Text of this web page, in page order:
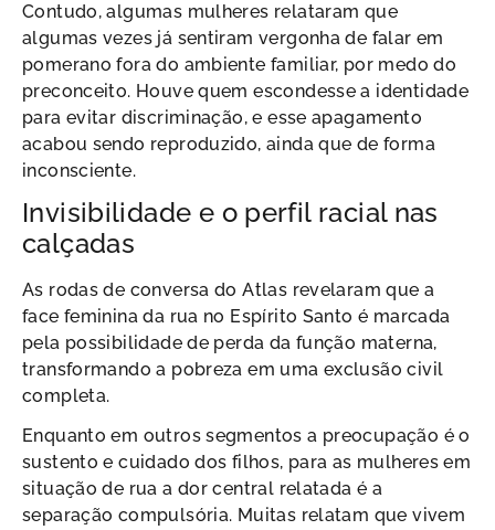
Contudo, algumas mulheres relataram que
algumas vezes já sentiram vergonha de falar em
pomerano fora do ambiente familiar, por medo do
preconceito. Houve quem escondesse a identidade
para evitar discriminação, e esse apagamento
acabou sendo reproduzido, ainda que de forma
inconsciente.
Invisibilidade e o perfil racial nas
calçadas
As rodas de conversa do Atlas revelaram que a
face feminina da rua no Espírito Santo é marcada
pela possibilidade de perda da função materna,
transformando a pobreza em uma exclusão civil
completa.
Enquanto em outros segmentos a preocupação é o
sustento e cuidado dos filhos, para as mulheres em
situação de rua a dor central relatada é a
separação compulsória. Muitas relatam que vivem